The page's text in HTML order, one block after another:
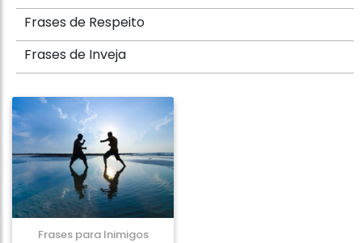
Frases de Respeito
Frases de Inveja
Frases para Inimigos